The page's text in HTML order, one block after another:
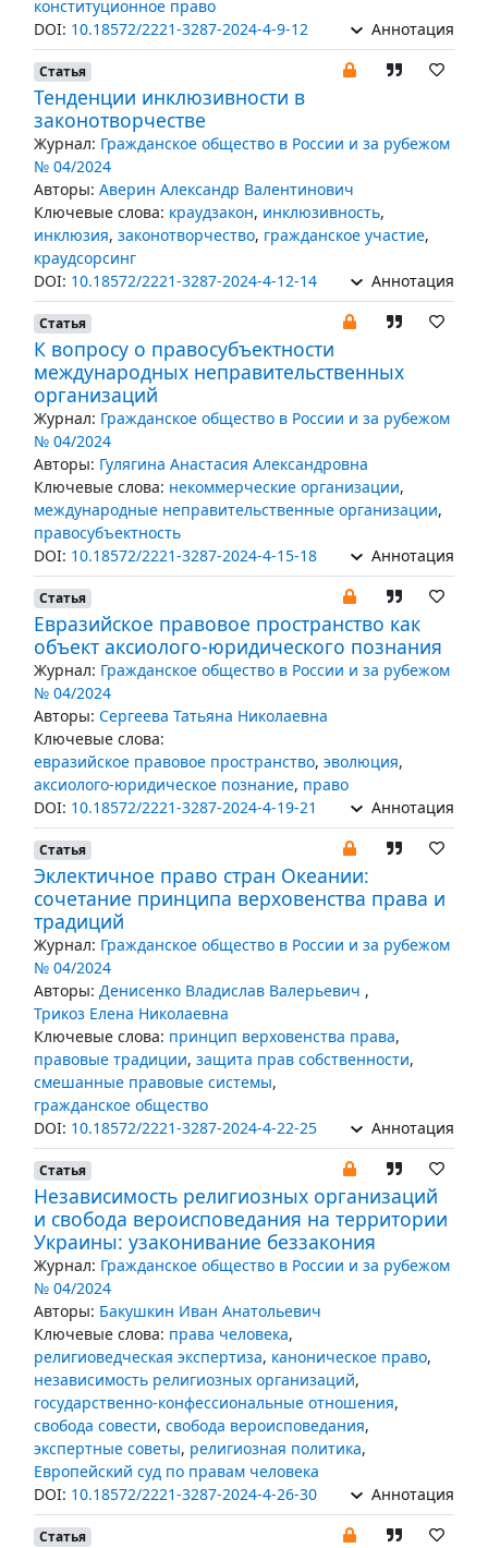
конституционное право
DOI: 10.18572/2221-3287-2024-4-9-12 Аннотация
Статья
Тенденции инклюзивности в
законотворчестве
Журнал: Гражданское общество в России и за рубежом
№ 04/2024
Авторы: Аверин Александр Валентинович
Ключевые слова: краудзакон, инклюзивность,
инклюзия, законотворчество, гражданское участие,
краудсорсинг
DOI: 10.18572/2221-3287-2024-4-12-14 Аннотация
Статья
К вопросу о правосубъектности
международных неправительственных
организаций
Журнал: Гражданское общество в России и за рубежом
№ 04/2024
Авторы: Гулягина Анастасия Александровна
Ключевые слова: некоммерческие организации,
международные неправительственные организации,
правосубъектность
DOI: 10.18572/2221-3287-2024-4-15-18 Аннотация
Статья
Евразийское правовое пространство как
объект аксиолого-юридического познания
Журнал: Гражданское общество в России и за рубежом
№ 04/2024
Авторы: Сергеева Татьяна Николаевна
Ключевые слова:
евразийское правовое пространство, эволюция,
аксиолого-юридическое познание, право
DOI: 10.18572/2221-3287-2024-4-19-21 Аннотация
Статья
Эклектичное право стран Океании:
сочетание принципа верховенства права и
традиций
Журнал: Гражданское общество в России и за рубежом
№ 04/2024
Авторы: Денисенко Владислав Валерьевич ,
Трикоз Елена Николаевна
Ключевые слова: принцип верховенства права,
правовые традиции, защита прав собственности,
смешанные правовые системы,
гражданское общество
DOI: 10.18572/2221-3287-2024-4-22-25 Аннотация
Статья
Независимость религиозных организаций
и свобода вероисповедания на территории
Украины: узаконивание беззакония
Журнал: Гражданское общество в России и за рубежом
№ 04/2024
Авторы: Бакушкин Иван Анатольевич
Ключевые слова: права человека,
религиоведческая экспертиза, каноническое право,
независимость религиозных организаций,
государственно-конфессиональные отношения,
свобода совести, свобода вероисповедания,
экспертные советы, религиозная политика,
Европейский суд по правам человека
DOI: 10.18572/2221-3287-2024-4-26-30 Аннотация
Статья